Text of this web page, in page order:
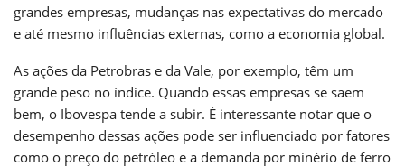
grandes empresas, mudanças nas expectativas do mercado
e até mesmo influências externas, como a economia global.
As ações da Petrobras e da Vale, por exemplo, têm um
grande peso no índice. Quando essas empresas se saem
bem, o Ibovespa tende a subir. É interessante notar que o
desempenho dessas ações pode ser influenciado por fatores
como o preço do petróleo e a demanda por minério de ferro